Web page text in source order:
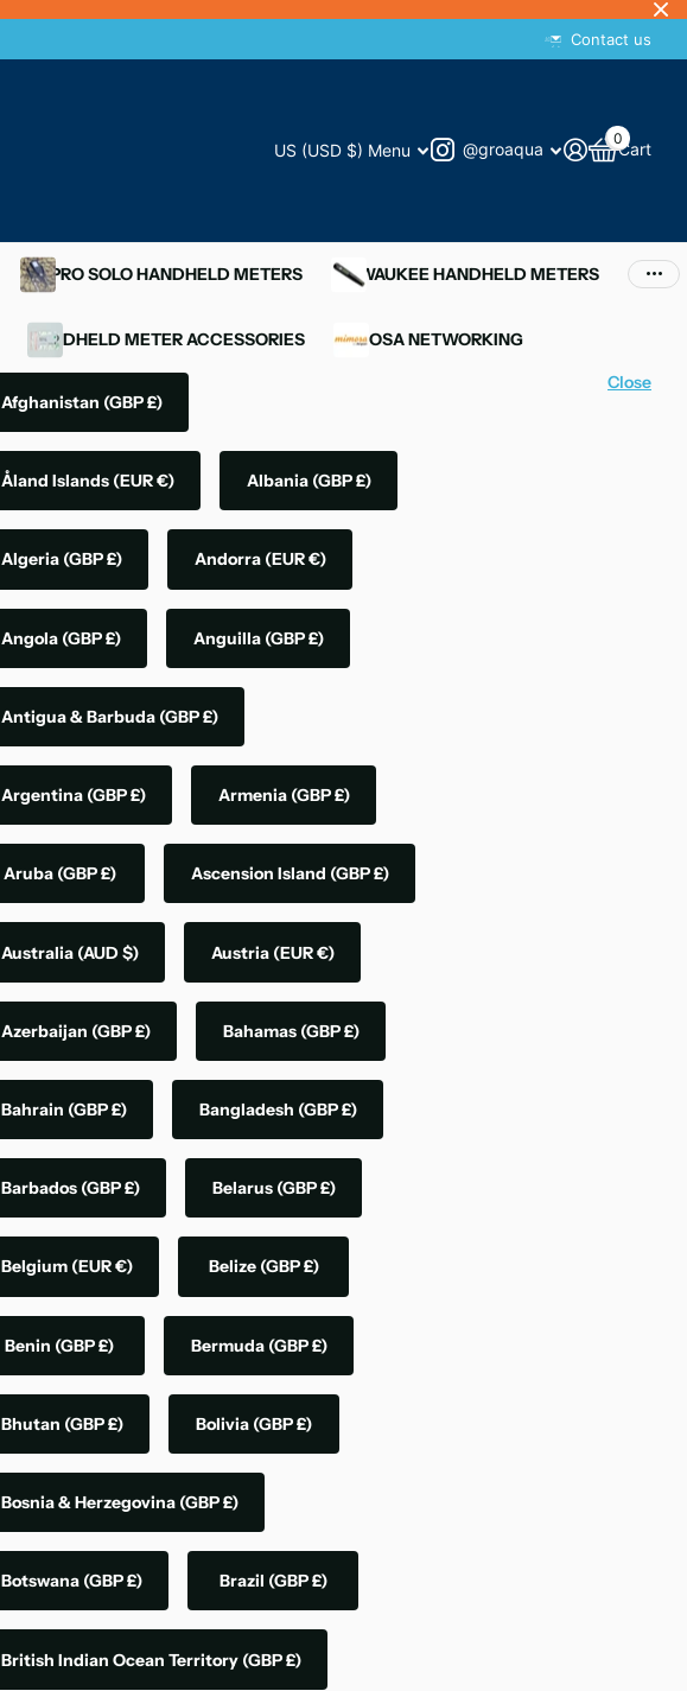
Contact us
US (USD $) Menu @groaqua Cart
0
YSI PRO SOLO HANDHELD METERS MILWAUKEE HANDHELD METERS
HANDHELD METER ACCESSORIES MIMOSA NETWORKING
Afghanistan (GBP £)
Åland Islands (EUR €) Albania (GBP £)
Algeria (GBP £) Andorra (EUR €)
Angola (GBP £) Anguilla (GBP £)
Antigua & Barbuda (GBP £)
Argentina (GBP £) Armenia (GBP £)
Aruba (GBP £) Ascension Island (GBP £)
Australia (AUD $) Austria (EUR €)
Azerbaijan (GBP £) Bahamas (GBP £)
Bahrain (GBP £) Bangladesh (GBP £)
Barbados (GBP £) Belarus (GBP £)
Belgium (EUR €) Belize (GBP £)
Benin (GBP £) Bermuda (GBP £)
Bhutan (GBP £) Bolivia (GBP £)
Bosnia & Herzegovina (GBP £)
Botswana (GBP £) Brazil (GBP £)
British Indian Ocean Territory (GBP £)
Close